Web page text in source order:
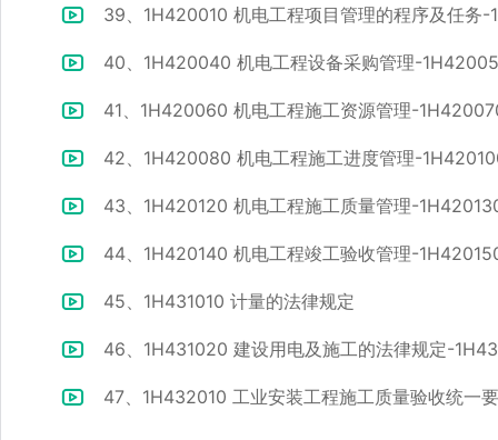
39、1H420010 机电工程项目管理的程序及任务
40、1H420040 机电工程设备采购管理-
41、1H420060 机电工程施工资源管理-
42、1H420080 机电工程施工进度管理-
43、1H420120 机电工程施工质量管理-
44、1H420140 机电工程竣工验收管理-
45、1H431010 计量的法律规定
46、1H431020 建设用电及施工的法律规定-
47、1H432010 工业安装工程施工质量验收统一